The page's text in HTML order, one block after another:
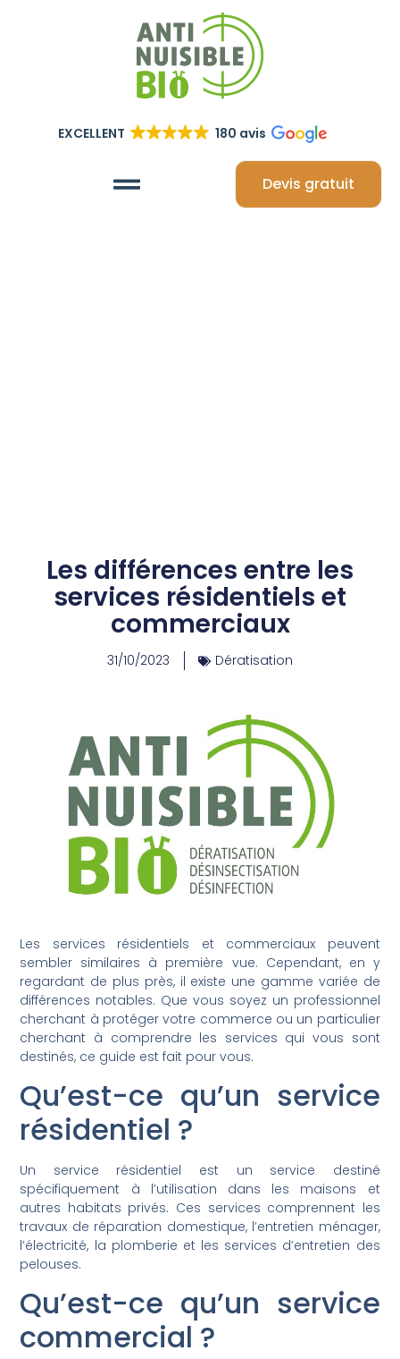
EXCELLENT 180 avis
Devis gratuit
Les différences entre les
services résidentiels et
commerciaux
31/10/2023 Dératisation
Les services résidentiels et commerciaux peuvent
sembler similaires à première vue. Cependant, en y
regardant de plus près, il existe une gamme variée de
différences notables. Que vous soyez un professionnel
cherchant à protéger votre commerce ou un particulier
cherchant à comprendre les services qui vous sont
destinés, ce guide est fait pour vous.
Qu’est-ce qu’un service
résidentiel ?
Un service résidentiel est un service destiné
spécifiquement à l’utilisation dans les maisons et
autres habitats privés. Ces services comprennent les
travaux de réparation domestique, l’entretien ménager,
l’électricité, la plomberie et les services d’entretien des
pelouses.
Qu’est-ce qu’un service
commercial ?